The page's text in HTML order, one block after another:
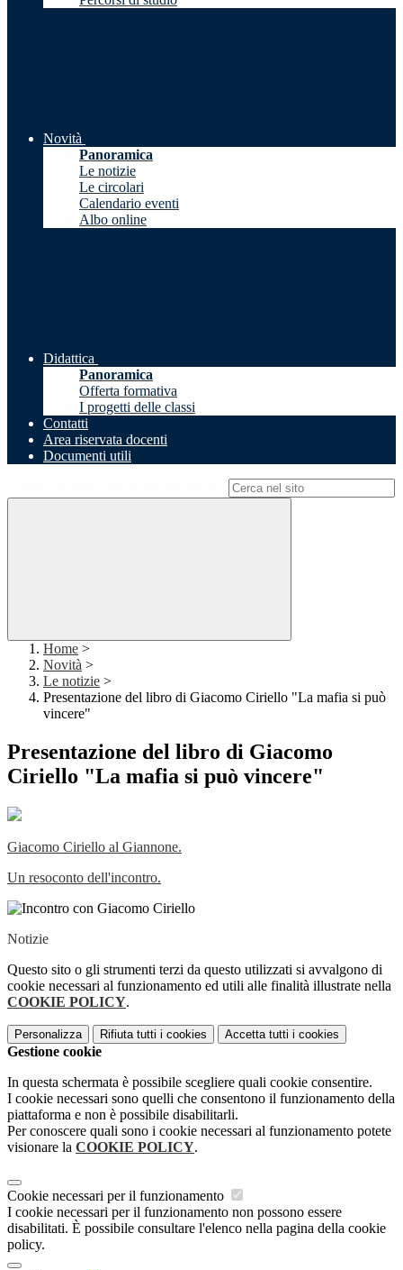
Novità
Panoramica
Le notizie
Le circolari
Calendario eventi
Albo online
Didattica
Panoramica
Offerta formativa
I progetti delle classi
Contatti
Area riservata docenti
Documenti utili
Home >
Novità >
Le notizie >
Presentazione del libro di Giacomo Ciriello "La mafia si può
vincere"
Presentazione del libro di Giacomo
Ciriello "La mafia si può vincere"
Giacomo Ciriello al Giannone.
Un resoconto dell'incontro.
Notizie
Questo sito o gli strumenti terzi da questo utilizzati si avvalgono di
cookie necessari al funzionamento ed utili alle finalità illustrate nella
COOKIE POLICY.
Personalizza Rifiuta tutti i cookies Accetta tutti i cookies
Gestione cookie
In questa schermata è possibile scegliere quali cookie consentire.
I cookie necessari sono quelli che consentono il funzionamento della
piattaforma e non è possibile disabilitarli.
Per conoscere quali sono i cookie necessari al funzionamento potete
visionare la COOKIE POLICY.
Cookie necessari per il funzionamento
I cookie necessari per il funzionamento non possono essere
disabilitati. È possibile consultare l'elenco nella pagina della cookie
policy.